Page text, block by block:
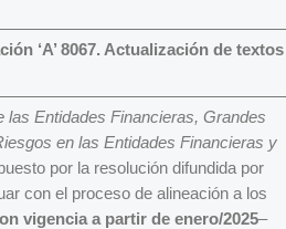
‘A’ 8067. Actualización de textos
las Entidades Financieras, Grandes
en las Entidades Financieras y
por la resolución difundida por
con el proceso de alineación a los
vigencia a partir de enero/2025–